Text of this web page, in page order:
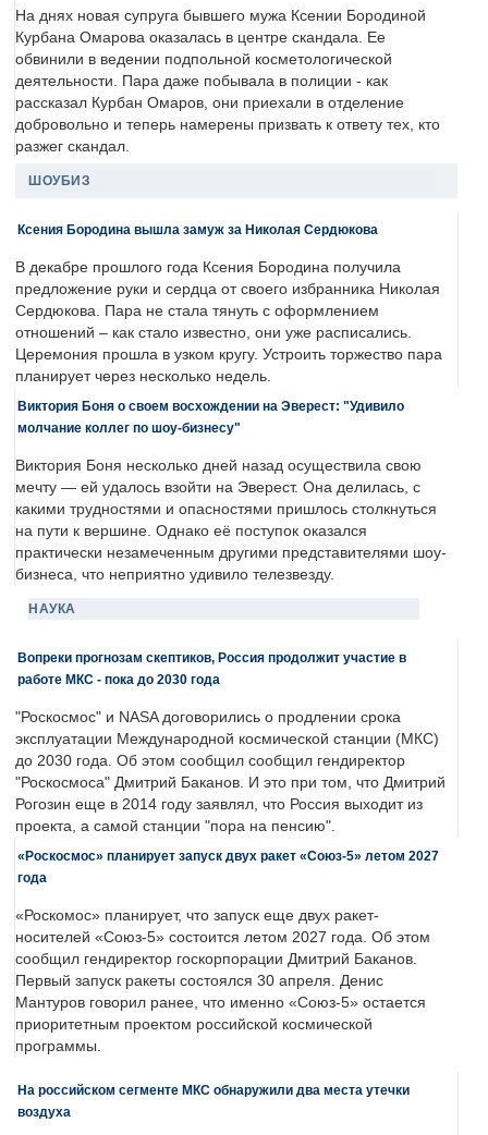
На днях новая супруга бывшего мужа Ксении Бородиной
Курбана Омарова оказалась в центре скандала. Ее
обвинили в ведении подпольной косметологической
деятельности. Пара даже побывала в полиции - как
рассказал Курбан Омаров, они приехали в отделение
добровольно и теперь намерены призвать к ответу тех, кто
разжег скандал.
ШОУБИЗ
Ксения Бородина вышла замуж за Николая Сердюкова
В декабре прошлого года Ксения Бородина получила
предложение руки и сердца от своего избранника Николая
Сердюкова. Пара не стала тянуть с оформлением
отношений – как стало известно, они уже расписались.
Церемония прошла в узком кругу. Устроить торжество пара
планирует через несколько недель.
Виктория Боня о своем восхождении на Эверест: "Удивило
молчание коллег по шоу-бизнесу"
Виктория Боня несколько дней назад осуществила свою
мечту — ей удалось взойти на Эверест. Она делилась, с
какими трудностями и опасностями пришлось столкнуться
на пути к вершине. Однако её поступок оказался
практически незамеченным другими представителями шоу-
бизнеса, что неприятно удивило телезвезду.
НАУКА
Вопреки прогнозам скептиков, Россия продолжит участие в
работе МКС - пока до 2030 года
"Роскосмос" и NASA договорились о продлении срока
эксплуатации Международной космической станции (МКС)
до 2030 года. Об этом сообщил сообщил гендиректор
"Роскосмоса" Дмитрий Баканов. И это при том, что Дмитрий
Рогозин еще в 2014 году заявлял, что Россия выходит из
проекта, а самой станции "пора на пенсию".
«Роскосмос» планирует запуск двух ракет «Союз-5» летом 2027
года
«Роскомос» планирует, что запуск еще двух ракет-
носителей «Союз-5» состоится летом 2027 года. Об этом
сообщил гендиректор госкорпорации Дмитрий Баканов.
Первый запуск ракеты состоялся 30 апреля. Денис
Мантуров говорил ранее, что именно «Союз-5» остается
приоритетным проектом российской космической
программы.
На российском сегменте МКС обнаружили два места утечки
воздуха